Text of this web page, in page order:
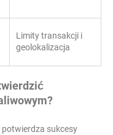
Limity transakcji i
geolokalizacja
sukcesy